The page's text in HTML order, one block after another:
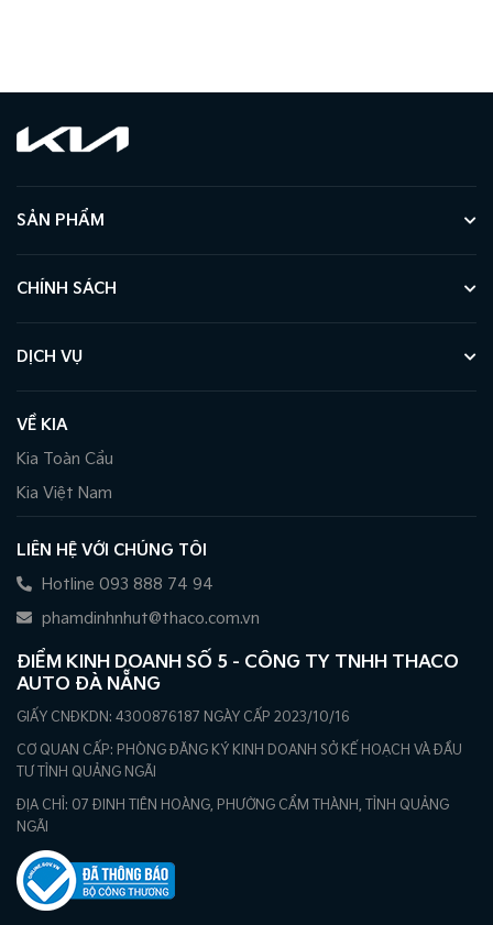
SẢN PHẨM
CHÍNH SÁCH
DỊCH VỤ
VỀ KIA
Kia Toàn Cầu
Kia Việt Nam
LIÊN HỆ VỚI CHÚNG TÔI
Hotline 093 888 74 94
phamdinhnhut@thaco.com.vn
ĐIỂM KINH DOANH SỐ 5 - CÔNG TY TNHH THACO
AUTO ĐÀ NẴNG
GIẤY CNĐKDN: 4300876187 NGÀY CẤP 2023/10/16
CƠ QUAN CẤP: PHÒNG ĐĂNG KÝ KINH DOANH SỞ KẾ HOẠCH VÀ ĐẦU
TƯ TỈNH QUẢNG NGÃI
ĐỊA CHỈ: 07 ĐINH TIÊN HOÀNG, PHƯỜNG CẨM THÀNH, TỈNH QUẢNG
NGÃI